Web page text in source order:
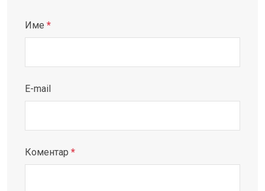
Име *
E-mail
Коментар *